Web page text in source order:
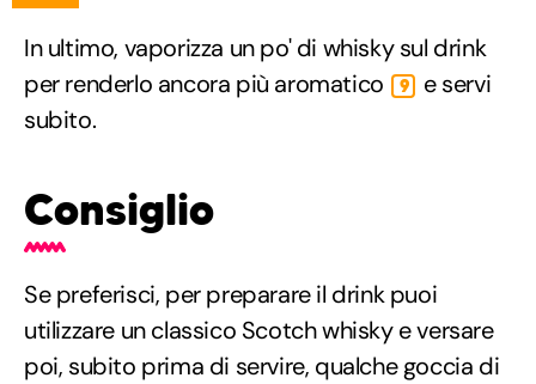
In ultimo, vaporizza un po' di whisky sul drink
per renderlo ancora più aromatico
9
e servi
subito.
Consiglio
Se preferisci, per preparare il drink puoi
utilizzare un classico Scotch whisky e versare
poi, subito prima di servire, qualche goccia di